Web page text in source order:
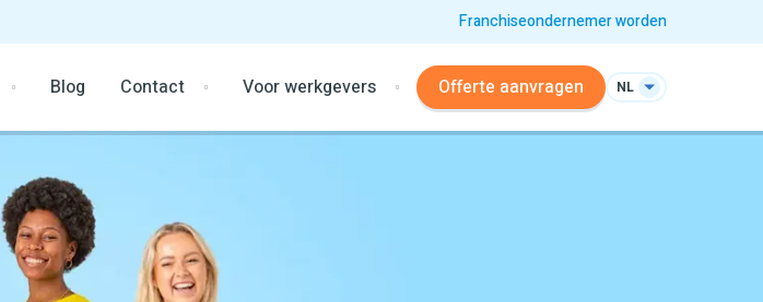
Franchiseondernemer worden
Blog Contact Voor werkgevers Offerte aanvragen NL